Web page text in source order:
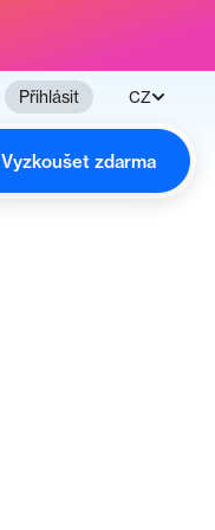
Přihlásit CZ
Vyzkoušet zdarma